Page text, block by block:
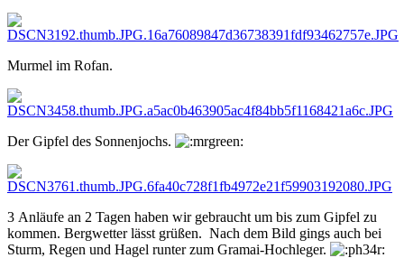
Murmel im Rofan.
Der Gipfel des Sonnenjochs.
3 Anläufe an 2 Tagen haben wir gebraucht um bis zum Gipfel zu
kommen. Bergwetter lässt grüßen. Nach dem Bild gings auch bei
Sturm, Regen und Hagel runter zum Gramai-Hochleger.